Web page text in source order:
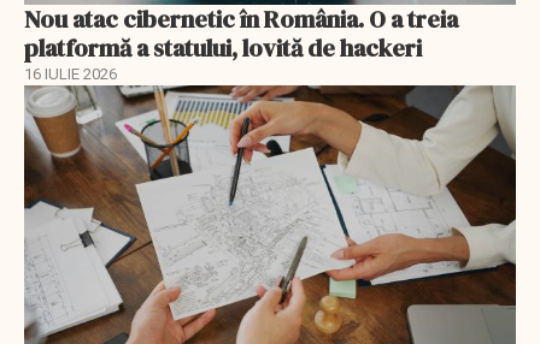
Nou atac cibernetic în România. O a treia
platformă a statului, lovită de hackeri
16 IULIE 2026